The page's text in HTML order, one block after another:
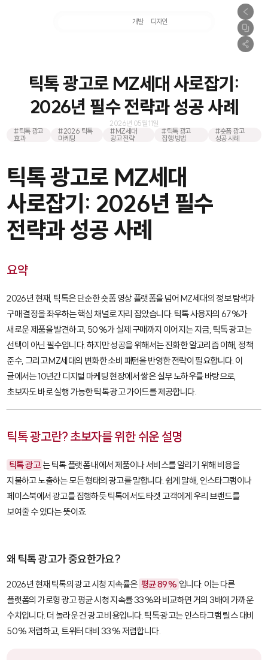
개발 디자인
틱톡 광고로 MZ세대 사로잡기:
2026년 필수 전략과 성공 사례
2026년 05월 11일
#틱톡 광고
효과
#2026 틱톡
마케팅
#MZ세대
광고 전략
#틱톡 광고
집행 방법
#숏폼 광고
성공 사례
틱톡 광고로 MZ세대
사로잡기: 2026년 필수
전략과 성공 사례
요약
2026년 현재, 틱톡은 단순한 숏폼 영상 플랫폼을 넘어 MZ세대의 정보 탐색과
구매 결정을 좌우하는 핵심 채널로 자리 잡았습니다. 틱톡 사용자의 67%가
새로운 제품을 발견하고, 50%가 실제 구매까지 이어지는 지금, 틱톡 광고는
선택이 아닌 필수입니다. 하지만 성공을 위해서는 진화한 알고리즘 이해, 정책
준수, 그리고 MZ세대의 변화한 소비 패턴을 반영한 전략이 필요합니다. 이
글에서는 10년간 디지털 마케팅 현장에서 쌓은 실무 노하우를 바탕으로,
초보자도 바로 실행 가능한 틱톡 광고 가이드를 제공합니다.
틱톡 광고란? 초보자를 위한 쉬운 설명
틱톡 광고 는 틱톡 플랫폼 내에서 제품이나 서비스를 알리기 위해 비용을
지불하고 노출하는 모든 형태의 광고를 말합니다. 쉽게 말해, 인스타그램이나
페이스북에서 광고를 집행하듯 틱톡에서도 타겟 고객에게 우리 브랜드를
보여줄 수 있다는 뜻이죠.
왜 틱톡 광고가 중요한가요?
2026년 현재 틱톡의 광고 시청 지속률은 평균 89% 입니다. 이는 다른
플랫폼의 가로형 광고 평균 시청 지속률 33%와 비교하면 거의 3배에 가까운
수치입니다. 더 놀라운 건 광고 비용입니다. 틱톡 광고는 인스타그램 릴스 대비
50% 저렴하고, 트위터 대비 33% 저렴합니다.